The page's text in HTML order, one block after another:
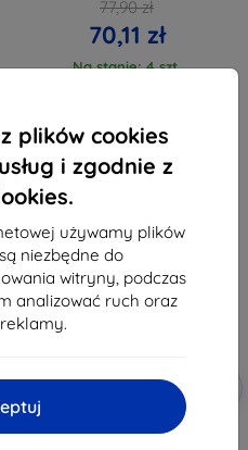
plików cookies
i zgodnie z
używamy plików
niezbędne do
witryny, podczas
analizować ruch oraz
77,90 zł
70,11 zł
Na stanie: 4 szt.
-10%
Zniżka z
EXTRA10
3MK FlexibleGlass Huawei P20